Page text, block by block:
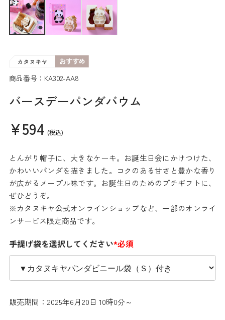
商品番号：KA302-AA8
バースデーパンダバウム
¥594 (税込)
とんがり帽子に、大きなケーキ。お誕生日会にかけつけた、
かわいいパンダを描きました。コクのある甘さと豊かな香り
が広がるメープル味です。お誕生日のためのプチギフトに、
ぜひどうぞ。
※カタヌキヤ公式オンラインショップなど、一部のオンライ
ンサービス限定商品です。
手提げ袋を選択してください*必須
販売期間：2025年6月20日 10時0分～